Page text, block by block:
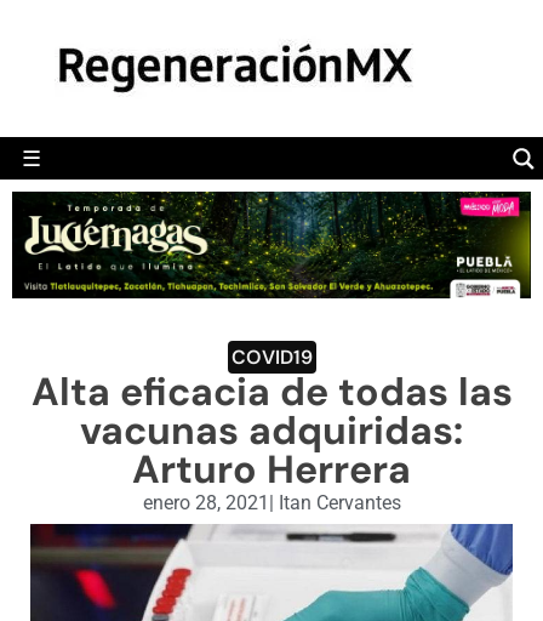
☰
POLÍTICA
CAMALEÓN
OPINIÓN
DEPORTES
ENGLISH SECTION
VIDEOS
COVID19
Alta eficacia de todas las
vacunas adquiridas:
Arturo Herrera
enero 28, 2021 | Itan Cervantes